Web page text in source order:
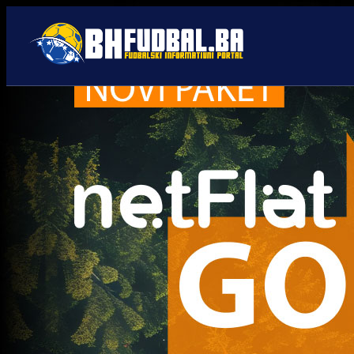
Palestina